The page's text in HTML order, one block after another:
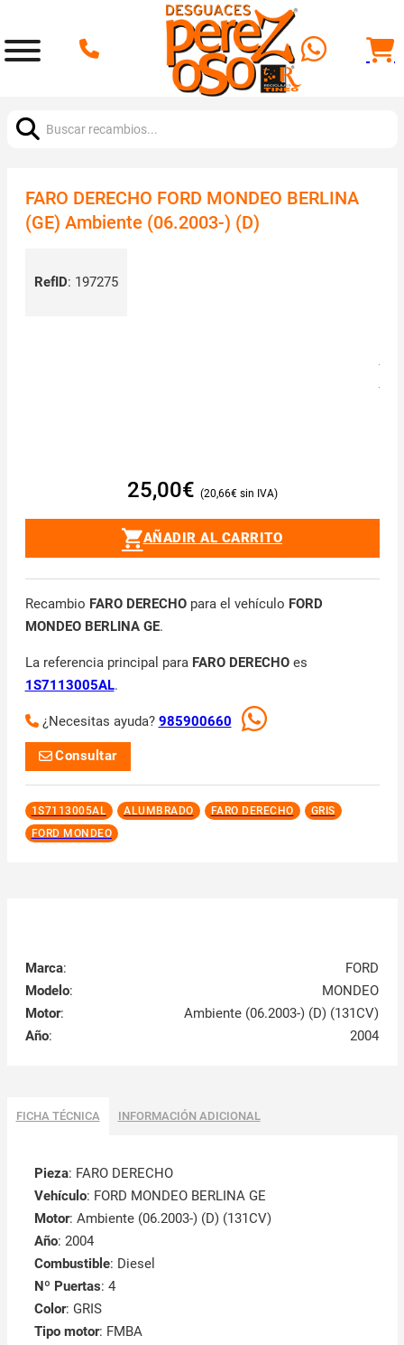
FARO DERECHO FORD MONDEO BERLINA
(GE) Ambiente (06.2003-) (D)
RefID: 197275
25,00€ 20,66€
AÑADIR AL CARRITO
Recambio FARO DERECHOpara el vehículo FORD
MONDEO BERLINA GE.
La referencia principal para FARO DERECHOes
1S7113005AL.
¿Necesitas ayuda? 985900660
Consultar
1S7113005AL ALUMBRADO FARO DERECHO
GRIS
FORD MONDEO
Marca:
FORD
Modelo:
MONDEO
Motor:
Ambiente (06.2003-) (D) (131CV)
Año: 2004
FICHA TÉCNICA INFORMACIÓN ADICIONAL
Pieza: FARO DERECHO
Vehículo: FORD MONDEO BERLINA GE
Motor: Ambiente (06.2003-) (D) (131CV)
Año: 2004
Combustible: Diesel
Nº Puertas: 4
Color: GRIS
Tipo motor: FMBA